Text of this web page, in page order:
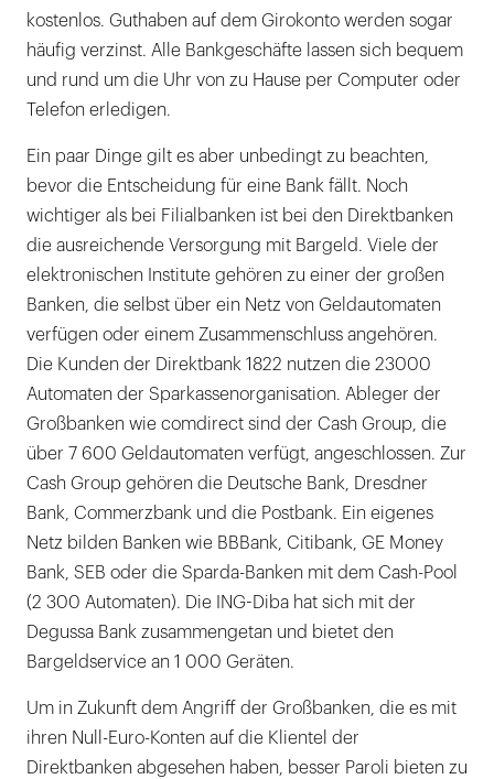
kostenlos. Guthaben auf dem Girokonto werden sogar
häufig verzinst. Alle Bankgeschäfte lassen sich bequem
und rund um die Uhr von zu Hause per Computer oder
Telefon erledigen.
Ein paar Dinge gilt es aber unbedingt zu beachten,
bevor die Entscheidung für eine Bank fällt. Noch
wichtiger als bei Filialbanken ist bei den Direktbanken
die ausreichende Versorgung mit Bargeld. Viele der
elektronischen Institute gehören zu einer der großen
Banken, die selbst über ein Netz von Geldautomaten
verfügen oder einem Zusammenschluss angehören.
Die Kunden der Direktbank 1822 nutzen die 23000
Automaten der Sparkassenorganisation. Ableger der
Großbanken wie comdirect sind der Cash Group, die
über 7 600 Geldautomaten verfügt, angeschlossen. Zur
Cash Group gehören die Deutsche Bank, Dresdner
Bank, Commerzbank und die Postbank. Ein eigenes
Netz bilden Banken wie BBBank, Citibank, GE Money
Bank, SEB oder die Sparda-Banken mit dem Cash-Pool
(2 300 Automaten). Die ING-Diba hat sich mit der
Degussa Bank zusammengetan und bietet den
Bargeldservice an 1 000 Geräten.
Um in Zukunft dem Angriff der Großbanken, die es mit
ihren Null-Euro-Konten auf die Klientel der
Direktbanken abgesehen haben, besser Paroli bieten zu